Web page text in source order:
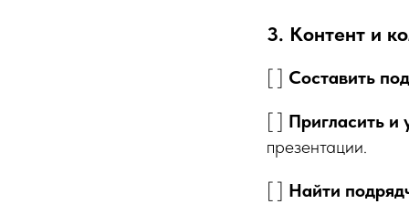
3. Контент и
[ ] Составить
[ ] Пригласить и
презентации.
[ ] Найти